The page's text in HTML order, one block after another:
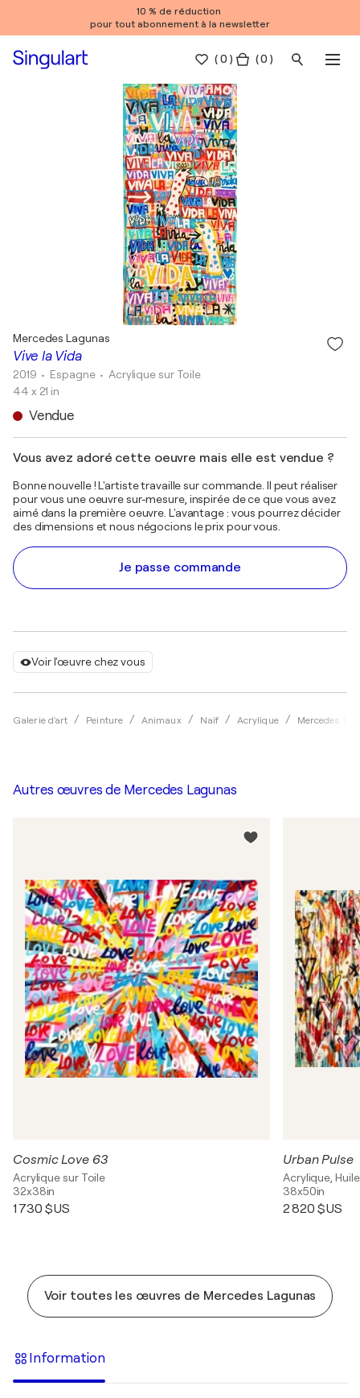
10 % de réduction
pour tout abonnement à la newsletter
(0 ) ( 0 )
Voir l'œuvre chez vous
Galerie d'art Peinture Animaux Naïf Acrylique Mercedes
Vive la Vida
Mercedes Lagunas
2019 • Espagne • Acrylique sur Toile
44 x 21 in
Vendue
Vous avez adoré cette oeuvre mais elle est vendue ?
Bonne nouvelle ! L'artiste travaille sur commande. Il peut réaliser
pour vous une oeuvre sur-mesure, inspirée de ce que vous avez
aimé dans la première oeuvre. L'avantage : vous pourrez décider
des dimensions et nous négocions le prix pour vous.
Je passe commande
Autres œuvres de Mercedes Lagunas
Cosmic Love 63
Acrylique sur Toile
32x38in
1 730 $US
Urban Pulse
Acrylique,
38x50in
2 820 $US
Voir toutes les œuvres de Mercedes Lagunas
Information